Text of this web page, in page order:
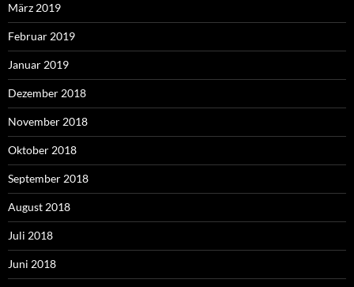
März 2019
Februar 2019
Januar 2019
Dezember 2018
November 2018
Oktober 2018
September 2018
August 2018
Juli 2018
Juni 2018